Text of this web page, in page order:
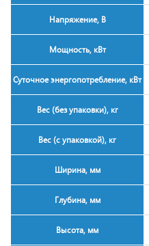
Напряжение, В
Мощность, кВт
Суточное энергопотребление, кВт
Вес (без упаковки), кг
Вес (с упаковкой), кг
Ширина, мм
Глубина, мм
Высота, мм